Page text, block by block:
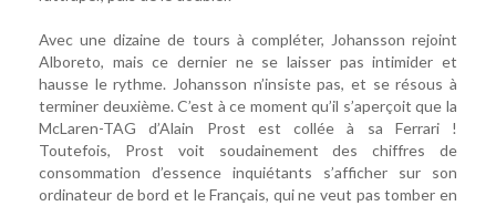
Avec une dizaine de tours à compléter, Johansson rejoint
Alboreto, mais ce dernier ne se laisser pas intimider et
hausse le rythme. Johansson n’insiste pas, et se résous à
terminer deuxième. C’est à ce moment qu’il s’aperçoit que la
McLaren-TAG d’Alain Prost est collée à sa Ferrari !
Toutefois, Prost voit soudainement des chiffres de
consommation d’essence inquiétants s’afficher sur son
ordinateur de bord et le Français, qui ne veut pas tomber en